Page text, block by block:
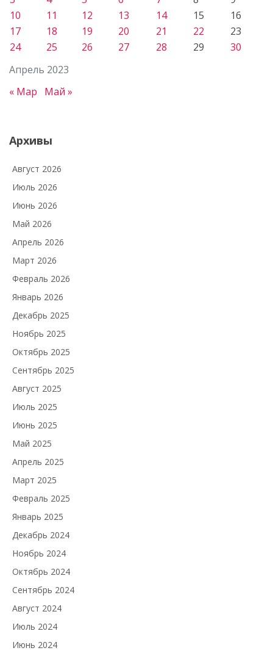
Апрель 2023
10
11 12 13 14 15
16
17
18 19 20 21 22
23
24
25 26 27 28 29 30
« Мар Май »
Архивы
Август 2026
Июль 2026
Июнь 2026
Май 2026
Апрель 2026
Март 2026
Февраль 2026
Январь 2026
Декабрь 2025
Ноябрь 2025
Октябрь 2025
Сентябрь 2025
Август 2025
Июль 2025
Июнь 2025
Май 2025
Апрель 2025
Март 2025
Февраль 2025
Январь 2025
Декабрь 2024
Ноябрь 2024
Октябрь 2024
Сентябрь 2024
Август 2024
Июль 2024
Июнь 2024